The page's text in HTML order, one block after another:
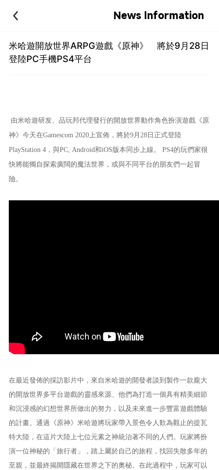
News Information
米哈遊開放世界ARPG遊戲《原神》 將於9月28日
登陸PC手機PS4平台
由米哈遊研发、品玩邦代理發行的開放世界動作角色扮演遊戲《原
神》今天在Gamescom 2020上宣佈，將於9月28日正式登陸
PlayStation4，與PC, Android和iOS版本同步上線。 PS4的玩們家很
快將能獨自探索廣闊的魔法世界，或與不同平台的朋友們一起冒
險。
在最近發佈的採訪影片中，來自米哈遊的開發者談到製作一款龐大
的開放世界多平台遊戲的靈感來源、他們為打造一個具有精美細節
和沉浸感的幻想世界所做出的努力，以及未來進一步豐富遊戲體驗
的計畫。通過《原神》米哈遊將玩家帶入景色令人歎為觀止的提瓦
特大陸，在這片大陸上七位元素之神統治著不同的人們。玩家將扮
演一位神秘的「旅行者」，踏上屬於自己的旅程，找回失散多年的
至親，並最終揭開隱藏在世界之下的奧秘。在此過程中，玩家可以